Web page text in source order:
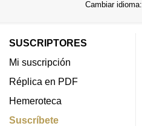
Cambiar idioma:
SUSCRIPTORES
Mi suscripción
Réplica en PDF
Hemeroteca
Suscríbete